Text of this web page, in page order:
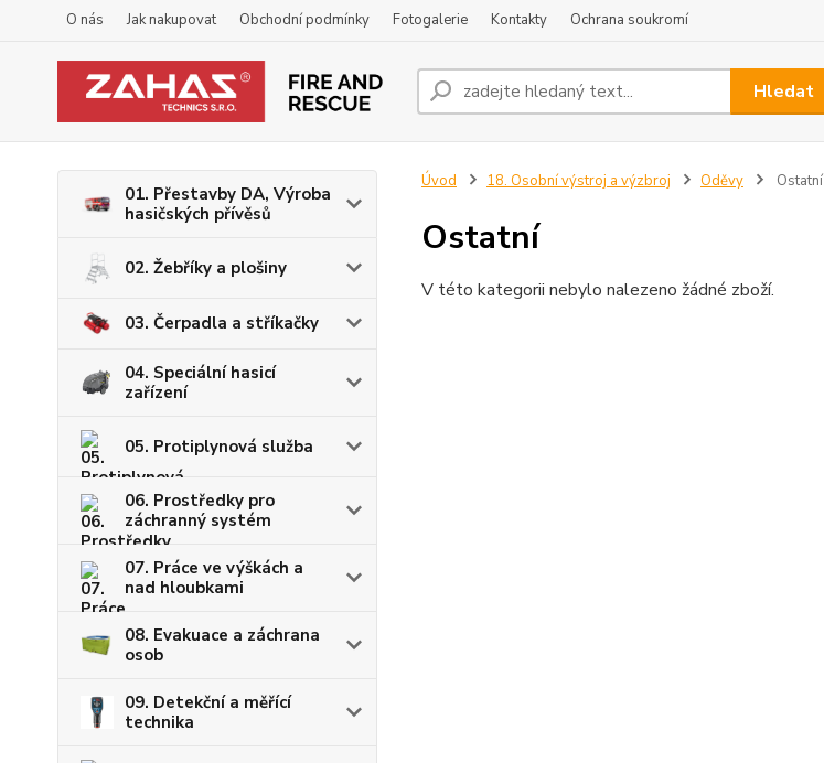
O nás Jak nakupovat Obchodní podmínky Fotogalerie Kontakty Ochrana soukromí
Hledat
01. Přestavby DA, Výroba
hasičských přívěsů
02. Žebříky a plošiny
03. Čerpadla a stříkačky
04. Speciální hasicí
zařízení
05. Protiplynová služba
06. Prostředky pro
záchranný systém
07. Práce ve výškách a
nad hloubkami
08. Evakuace a záchrana
osob
09. Detekční a měřící
technika
Úvod 18. Osobní výstroj a výzbroj Oděvy Ostatní
Ostatní
V této kategorii nebylo nalezeno žádné zboží.